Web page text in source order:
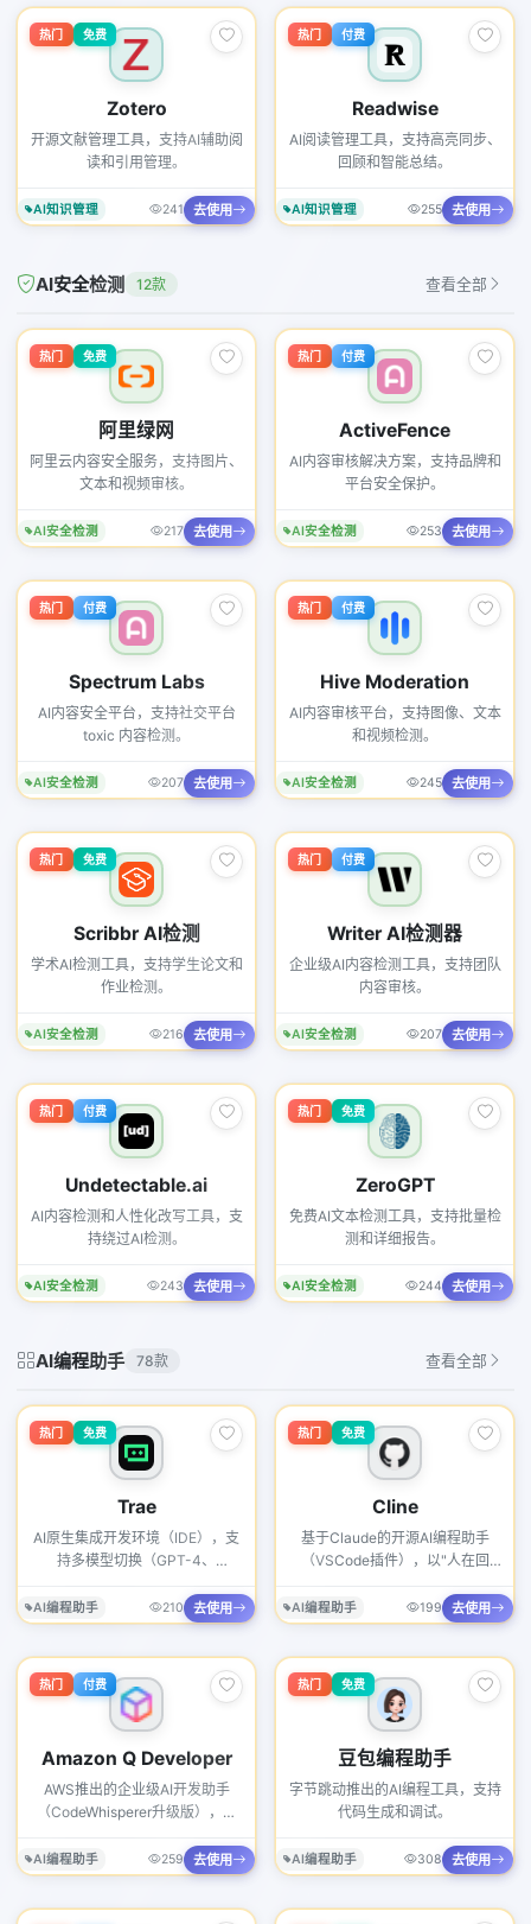
热门 免费
Zotero
开源文献管理工具，支持AI辅助阅
读和引用管理。
AI知识管理 241 去使用
热门 付费
Readwise
AI阅读管理工具，支持高亮同步、
回顾和智能总结。
AI知识管理 255 去使用
AI安全检测 12款 查看全部
热门 免费
阿里绿网
阿里云内容安全服务，支持图片、
文本和视频审核。
AI安全检测 217 去使用
热门 付费
ActiveFence
AI内容审核解决方案，支持品牌和
平台安全保护。
AI安全检测 253 去使用
热门 付费
Spectrum Labs
AI内容安全平台，支持社交平台
toxic 内容检测。
AI安全检测 207 去使用
热门 付费
Hive Moderation
AI内容审核平台，支持图像、文本
和视频检测。
AI安全检测 245 去使用
热门 免费
Scribbr AI检测
学术AI检测工具，支持学生论文和
作业检测。
AI安全检测 216 去使用
热门 付费
Writer AI检测器
企业级AI内容检测工具，支持团队
内容审核。
AI安全检测 207 去使用
热门 付费
Undetectable.ai
AI内容检测和人性化改写工具，支
持绕过AI检测。
AI安全检测 243 去使用
热门 免费
ZeroGPT
免费AI文本检测工具，支持批量检
测和详细报告。
AI安全检测 244 去使用
AI编程助手 78款 查看全部
热门 免费
Trae
AI原生集成开发环境（IDE），支
持多模型切换（GPT-4、
智能代码补全、多文件上下文理解
和Agent自主编程能力。2026年
言描述自动生成完整项目。内置终
端、版本控制和实时预览功能。
AI编程助手 210 去使用
热门 免费
Cline
基于Claude的开源AI编程助手
（VSCode插件），以"人在回
用户确认，确保AI不会失控修改代
码。支持终端命令执行、文件操作
Stars超过8万，是开源AI编程工具
中最活跃的项目之一。
AI编程助手 199 去使用
热门 付费
Amazon Q Developer
AWS推出的企业级AI开发助手
（CodeWhisperer升级版），深
码生成、安全漏洞扫描、架构建议
和自动化运维。2026年新
AI编程助手 259 去使用
热门 免费
豆包编程助手
字节跳动推出的AI编程工具，支持
代码生成和调试。
AI编程助手 308 去使用